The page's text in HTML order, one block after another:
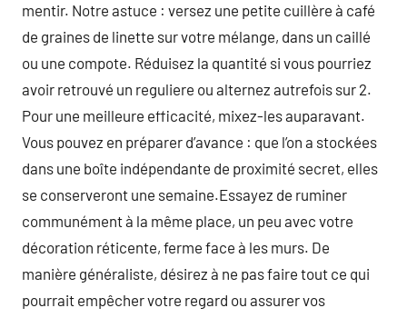
mentir. Notre astuce : versez une petite cuillère à café
de graines de linette sur votre mélange, dans un caillé
ou une compote. Réduisez la quantité si vous pourriez
avoir retrouvé un reguliere ou alternez autrefois sur 2.
Pour une meilleure efficacité, mixez-les auparavant.
Vous pouvez en préparer d’avance : que l’on a stockées
dans une boîte indépendante de proximité secret, elles
se conserveront une semaine.Essayez de ruminer
communément à la même place, un peu avec votre
décoration réticente, ferme face à les murs. De
manière généraliste, désirez à ne pas faire tout ce qui
pourrait empêcher votre regard ou assurer vos